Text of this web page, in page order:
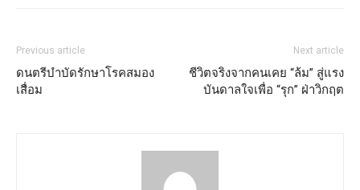
Previous article
ดนตรีบำบัดรักษาโรคสมอง
เสื่อม
Next article
ชีวิตจริงจากคนเคย “ล้ม” สู่แรง
บันดาลใจเพื่อ “รุก” ฝ่าวิกฤต